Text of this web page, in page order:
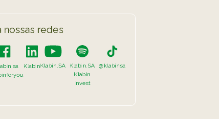
nossas redes
KlabinKlabin.SA
Klabin.SA
Klabin
Invest
@klabinsa